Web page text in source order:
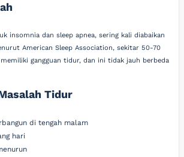
insomnia dan sleep apnea, sering kali diabaikan
American Sleep Association, sekitar 50-70
gangguan tidur, dan ini tidak jauh berbeda
Tidur
di tengah malam
hari